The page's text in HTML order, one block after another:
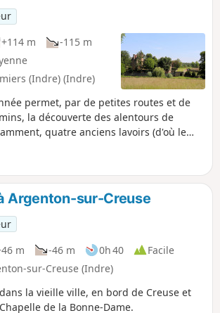
+114 m
-115 m
(Indre) (Indre)
permet, par de petites routes et de
la découverte des alentours de
quatre anciens lavoirs (d'où le
château privé du Châtelier, avec ses
XIIes, son donjon du XVes et son
du XVIIe.
Argenton-sur-Creuse
m -46 m 0h 40
Facile
sur-Creuse (Indre)
la vieille ville, en bord de Creuse et
de la Bonne-Dame.